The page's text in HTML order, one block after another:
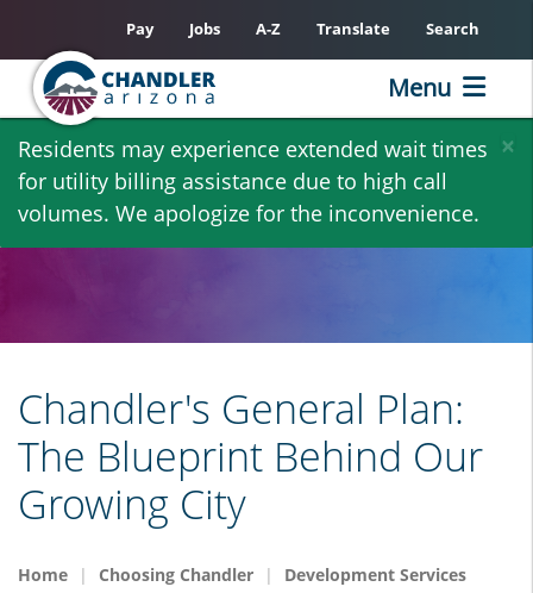
Skip
main
content
×
Residents may experience extended wait times
for utility billing assistance due to high call
volumes. We apologize for the inconvenience.
Pay Jobs A-Z Translate Search
Menu
Chandler's General Plan:
The Blueprint Behind Our
Growing City
Home Choosing Chandler Development Services